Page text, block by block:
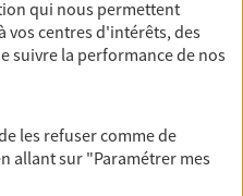
UN DEVIS
OFFRES
qui nous permettent
vos centres d'intérêts, des
suivre la performance de nos
les refuser comme de
allant sur "Paramétrer mes